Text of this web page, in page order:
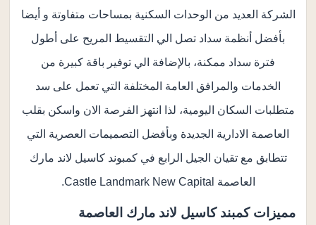
الشركة العديد من الوحدات السكنية بمساحات متفاوتة و أيضا
بأفضل أنظمة سداد تصل الي التقسيط المريح على أطول
فترة سداد ممكنة، بالإضافة الي توفير باقة كبيرة من
الخدمات والمرافق العامة المختلفة التي تعمل على سد
متطلبات السكان اليومية، لذا انتهز الفرصة الان واسكن بقلب
العاصمة الادارية الجديدة وبأفضل التصميمات العصرية التي
تتطابق مع تقيان الجيل الرابع في كمبوند كاسيل لاند مارك
العاصمة Castle Landmark New Capital.
مميزات كمبند كاسيل لاند مارك العاصمة